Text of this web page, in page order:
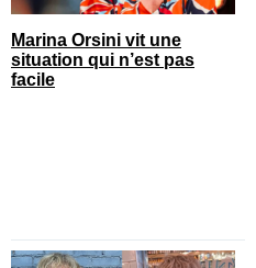
Marina Orsini vit une
situation qui n’est pas
facile